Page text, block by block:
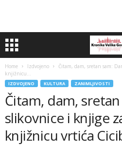
Home Izdvojeno
Čitam, dam, sretan sam:
knjižnicu...
IZDVOJENO KULTURA ZANIMLJIVOSTI
Čitam, dam,
slikovnice i knjige
knjižnicu vrtića